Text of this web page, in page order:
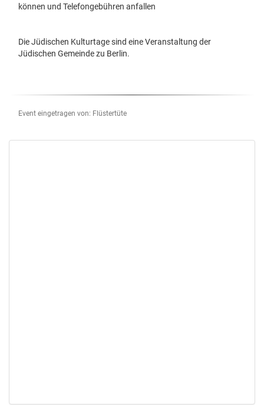
können und Telefongebühren anfallen
Die Jüdischen Kulturtage sind eine Veranstaltung der
Jüdischen Gemeinde zu Berlin.
Event eingetragen von: Flüstertüte